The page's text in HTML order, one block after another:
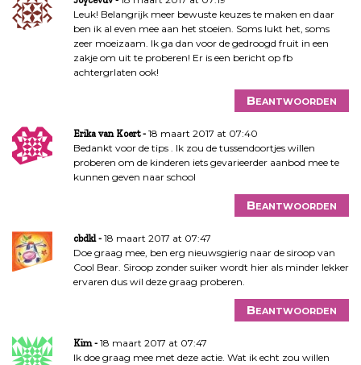
n
a
i
e
Leuk! Belangrijk meer bewuste keuzes te maken en daar
ben ik al even mee aan het stoeien. Soms lukt het, soms
zeer moeizaam. Ik ga dan voor de gedroogd fruit in een
zakje om uit te proberen! Er is een bericht op fb
achtergrlaten ook!
Beantwoorden
Erika van Koert
18 maart 2017 at 07:40
Bedankt voor de tips . Ik zou de tussendoortjes willen
proberen om de kinderen iets gevarieerder aanbod mee te
kunnen geven naar school
Beantwoorden
cbdkl
18 maart 2017 at 07:47
Doe graag mee, ben erg nieuwsgierig naar de siroop van
Cool Bear. Siroop zonder suiker wordt hier als minder lekker
ervaren dus wil deze graag proberen.
Beantwoorden
Kim
18 maart 2017 at 07:47
Ik doe graag mee met deze actie. Wat ik echt zou willen